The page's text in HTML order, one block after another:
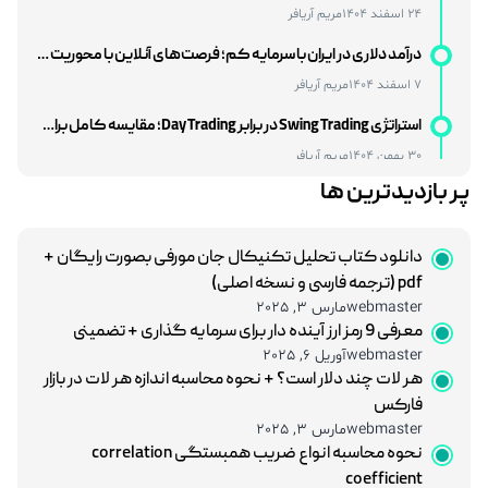
7 اسفند 1404 مریم آریافر
استراتژی Swing Trading در برابر Day Trading؛ مقایسه کامل برای انتخاب بهترین سبک معاملاتی
30 بهمن 1404 مریم آریافر
BRICS در نظم اقتصادی جدید جهان: آیا تهدیدی برای غرب یا فرصتی برای توسعه است؟
27 بهمن 1404 مریم آریافر
بررسی تأثیر سیاست‌های فدرال رزرو بر بازارهای نوظهور
هوش مصنوعی و شغل‌های مالی؛ تهدید یا فرصتی بزرگ برای متخصصان مالی؟
مریم آریافر
مریم آریافر
آیا جنگ ایران و آمریکا فرصت طلایی برای تریدرها است؟
12 خرداد 1405 مریم آریافر
تأثیر تنش‌های خاورمیانه بر قیمت نفت و جفت‌ ارزها
پر بازدیدترین ها
دانلود کتاب تحلیل تکنیکال جان مورفی بصورت رایگان +
pdf (ترجمه فارسی و نسخه اصلی)
webmasterمارس 3, 2025
معرفی 9 رمز ارز آینده دار برای سرمایه گذاری + تضمینی
webmasterآوریل 6, 2025
هر لات چند دلار است؟ + نحوه محاسبه اندازه هر لات در بازار
فارکس
webmasterمارس 3, 2025
نحوه محاسبه انواع ضریب همبستگی correlation
coefficient